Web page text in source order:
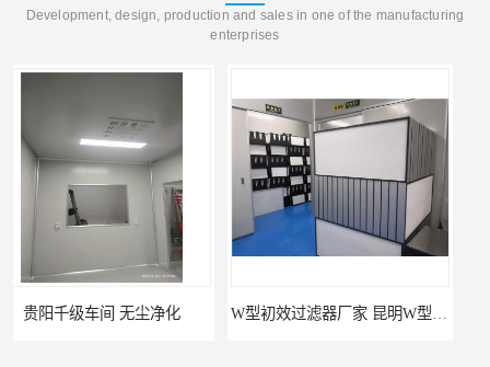
Development, design, production and sales in one of the manufacturing
enterprises
W型初效过滤器厂家 昆明W型初效过滤器厂 金泽